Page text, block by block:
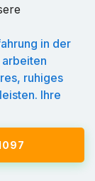
in der
arbeiten
ruhiges
Ihre